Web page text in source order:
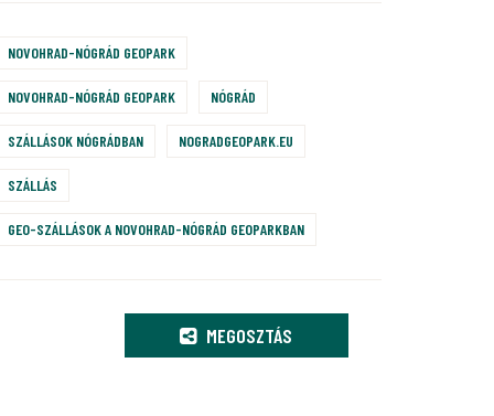
NOVOHRAD-NÓGRÁD GEOPARK
NOVOHRAD-NÓGRÁD GEOPARK NÓGRÁD
SZÁLLÁSOK NÓGRÁDBAN NOGRADGEOPARK.EU
SZÁLLÁS
GEO-SZÁLLÁSOK A NOVOHRAD-NÓGRÁD GEOPARKBAN
MEGOSZTÁS